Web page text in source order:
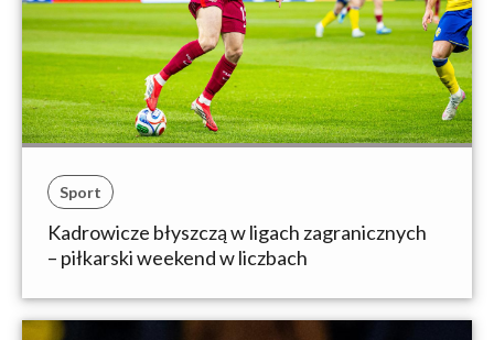
Sport
Kadrowicze błyszczą w ligach zagranicznych
– piłkarski weekend w liczbach